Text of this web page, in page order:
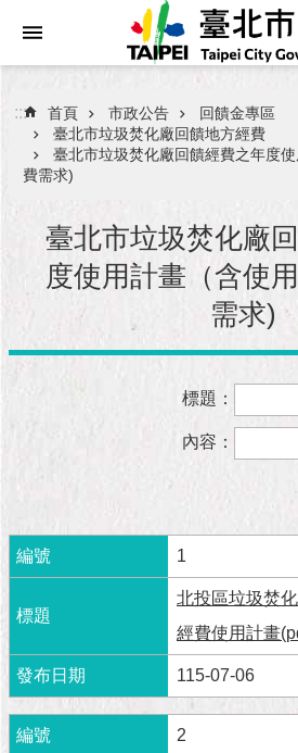
進
搜
尋
市
隊
公
告
施
願
景
成
::: 首頁 市政公告
回饋金專區
臺北市垃圾焚化廠回饋地方經費
臺北市垃圾焚化廠回饋經費之年度
費需求)
臺北市垃圾焚化廠
度使用計畫（含使
需求)
標題：
內容：
1
北投區垃圾焚
經費使用計畫
115-07-06
2